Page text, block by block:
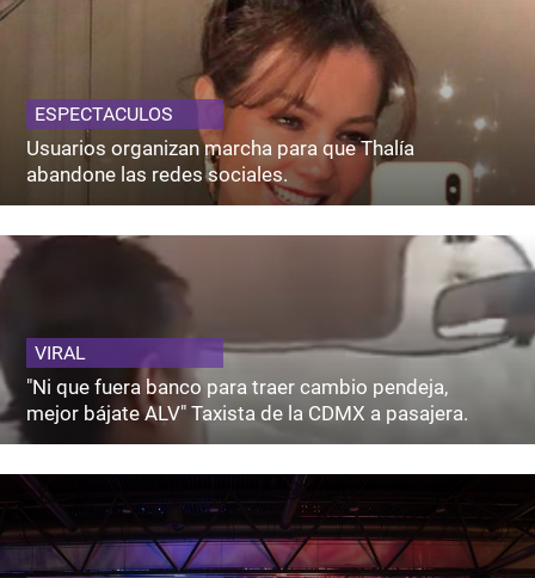
ESPECTACULOS
Usuarios organizan marcha para que Thalía
abandone las redes sociales.
VIRAL
"Ni que fuera banco para traer cambio pendeja,
mejor bájate ALV" Taxista de la CDMX a pasajera.